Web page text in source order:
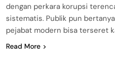
dengan perkara korupsi
sistematis. Publik pun
pejabat modern bisa terseret
Read More